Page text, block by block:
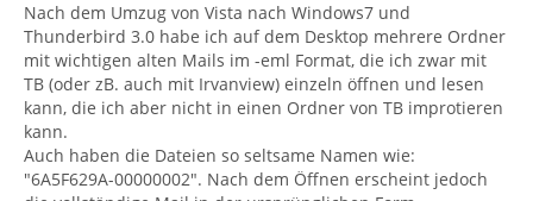
Nach dem Umzug von Vista nach Windows7 und
Thunderbird 3.0 habe ich auf dem Desktop mehrere Ordner
mit wichtigen alten Mails im -eml Format, die ich zwar mit
TB (oder zB. auch mit Irvanview) einzeln öffnen und lesen
kann, die ich aber nicht in einen Ordner von TB improtieren
kann.
Auch haben die Dateien so seltsame Namen wie:
"6A5F629A-00000002". Nach dem Öffnen erscheint jedoch